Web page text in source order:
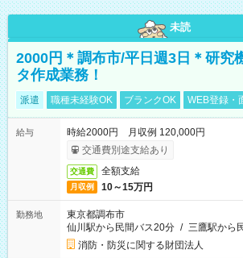
未読
2000円＊調布市/平日週3日＊研究
タ作成業務！
派遣 職種未経験OK ブランクOK WEB登録・
給与
時給2000円 月収例 120,000円
交通費別途支給あり
交通費 全額支給
月収例 10～15万円
勤務地
東京都調布市
仙川駅から民間バス20分 / 三鷹駅から
消防・防災に関する財団法人